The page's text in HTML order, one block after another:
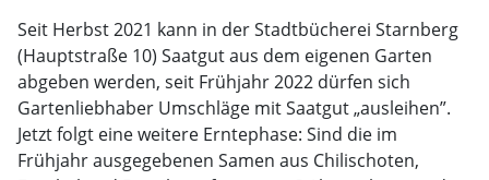
Seit Herbst 2021 kann in der Stadtbücherei Starnberg
(Hauptstraße 10) Saatgut aus dem eigenen Garten
abgeben werden, seit Frühjahr 2022 dürfen sich
Gartenliebhaber Umschläge mit Saatgut „ausleihen”.
Jetzt folgt eine weitere Erntephase: Sind die im
Frühjahr ausgegebenen Samen aus Chilischoten,